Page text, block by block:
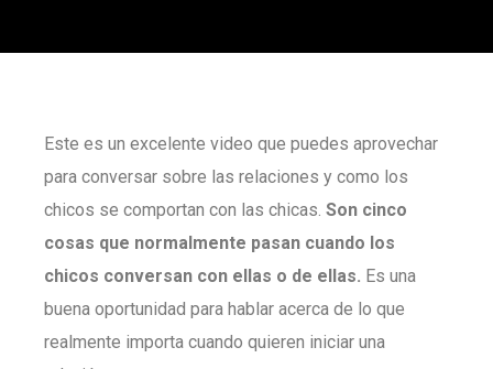
Este es un excelente video que puedes aprovechar
para conversar sobre las relaciones y como los
chicos se comportan con las chicas. Son cinco
cosas que normalmente pasan cuando los
chicos conversan con ellas o de ellas. Es una
buena oportunidad para hablar acerca de lo que
realmente importa cuando quieren iniciar una